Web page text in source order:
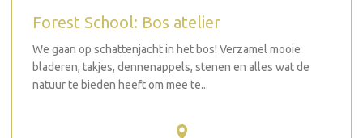
Forest School: Bos atelier
We gaan op schattenjacht in het bos! Verzamel mooie
bladeren, takjes, dennenappels, stenen en alles wat de
natuur te bieden heeft om mee te...